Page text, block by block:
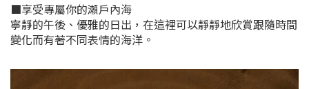
■享受專屬你的瀨戶內海
寧靜的午後、優雅的日出，在這裡可以靜靜地欣賞跟隨時間
變化而有著不同表情的海洋。